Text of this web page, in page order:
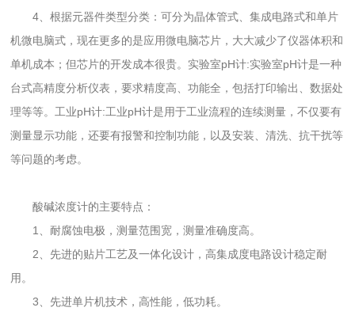
4、根据元器件类型分类：可分为晶体管式、集成电路式和单片
机微电脑式，现在更多的是应用微电脑芯片，大大减少了仪器体积和
单机成本；但芯片的开发成本很贵。实验室pH计:实验室pH计是一种
台式高精度分析仪表，要求精度高、功能全，包括打印输出、数据处
理等等。工业pH计:工业pH计是用于工业流程的连续测量，不仅要有
测量显示功能，还要有报警和控制功能，以及安装、清洗、抗干扰等
等问题的考虑。
酸碱浓度计的主要特点：
1、耐腐蚀电极，测量范围宽，测量准确度高。
2、先进的贴片工艺及一体化设计，高集成度电路设计稳定耐
用。
3、先进单片机技术，高性能，低功耗。